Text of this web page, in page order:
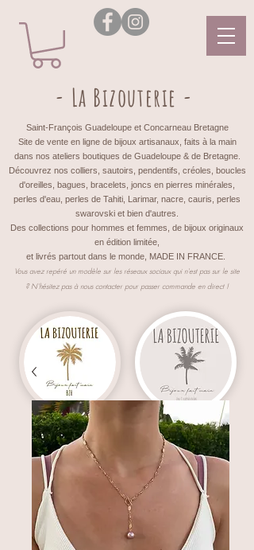
- La Bizouterie -
Saint-François Guadeloupe et Concarneau Bretagne
Site de vente en ligne de bijoux artisanaux, faits à la main
dans nos ateliers boutiques de Guadeloupe & de Bretagne.
Découvrez nos colliers, sautoirs, pendentifs, créoles, boucles
d'oreilles, bagues, bracelets, joncs en pierres minérales,
perles d'eau, perles de Tahiti, Larimar, nacre, cauris, perles
swarovski et bien d'autres.
Des collections pour hommes et femmes, de bijoux originaux
en édition limitée,
et livrés partout dans le monde, MADE IN FRANCE.
Vous avez repéré un modèle sur les réseaux sociaux qui n'est pas sur le site
? N'hésitez pas à nous contacter pour passer commande en direct !